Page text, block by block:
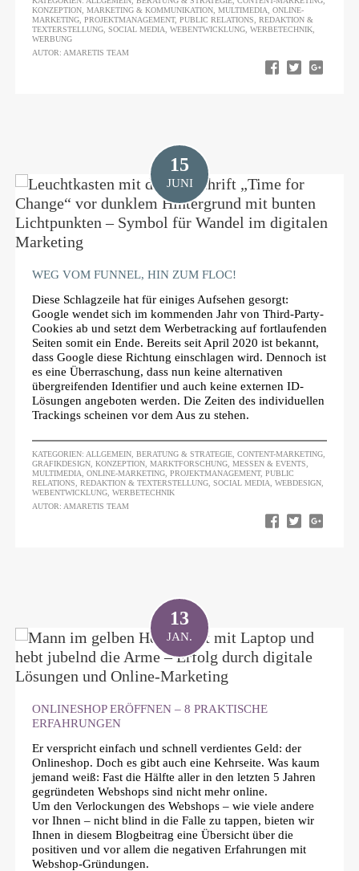
KONZEPTION, MARKETING & KOMMUNIKATION, MULTIMEDIA, ONLINE-
MARKETING, PROJEKTMANAGEMENT, PUBLIC RELATIONS, REDAKTION &
TEXTERSTELLUNG, SOCIAL MEDIA, WEBENTWICKLUNG, WERBETECHNIK,
WERBUNG
AUTOR: AMARETIS TEAM
15
JUNI
WEG VOM FUNNEL, HIN ZUM FLOC!
Diese Schlagzeile hat für einiges Aufsehen gesorgt:
Google wendet sich im kommenden Jahr von Third-Party-
Cookies ab und setzt dem Werbetracking auf fortlaufenden
Seiten somit ein Ende. Bereits seit April 2020 ist bekannt,
dass Google diese Richtung einschlagen wird. Dennoch ist
es eine Überraschung, dass nun keine alternativen
übergreifenden Identifier und auch keine externen ID-
Lösungen angeboten werden. Die Zeiten des individuellen
Trackings scheinen vor dem Aus zu stehen.
KATEGORIEN: ALLGEMEIN, BERATUNG & STRATEGIE, CONTENT-MARKETING,
GRAFIKDESIGN, KONZEPTION, MARKTFORSCHUNG, MESSEN & EVENTS
MULTIMEDIA
ONLINE-MARKETING, PROJEKTMANAGEMENT, PUBLIC
RELATIONS
REDAKTION & TEXTERSTELLUNG, SOCIAL MEDIA WEBDESIGN,
WEBENTWICKLUNG, WERBETECHNIK
AUTOR: AMARETIS TEAM
13
JAN.
ONLINESHOP ERÖFFNEN – 8 PRAKTISCHE
ERFAHRUNGEN
Er verspricht einfach und schnell verdientes Geld: der
Onlineshop. Doch es gibt auch eine Kehrseite. Was kaum
jemand weiß: Fast die Hälfte aller in den letzten 5 Jahren
gegründeten Webshops sind nicht mehr online.
Um den Verlockungen des Webshops – wie viele andere
vor Ihnen – nicht blind in die Falle zu tappen, bieten wir
Ihnen in diesem Blogbeitrag eine Übersicht über die
positiven und vor allem die negativen Erfahrungen mit
Webshop-Gründungen.